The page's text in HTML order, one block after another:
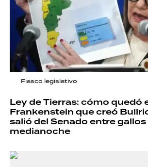
Fiasco legislativo
Ley de Tierras: cómo quedó
Frankenstein que creó
salió del Senado entre gallos
medianoche